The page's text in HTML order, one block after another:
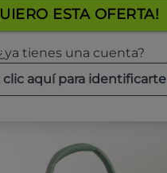
ESTA OFERTA!
tienes una cuenta?
clic aquí para identificarte